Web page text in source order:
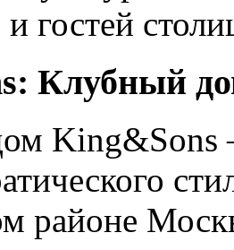
гостей
Клубный
King&Sons
районе